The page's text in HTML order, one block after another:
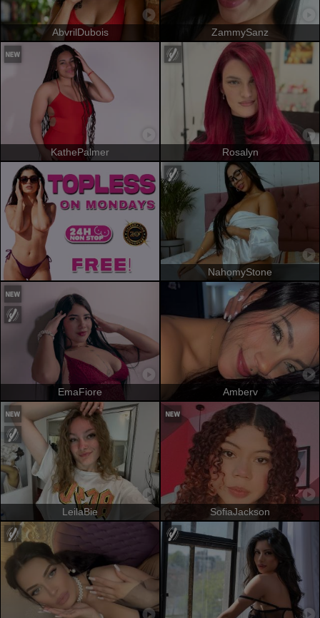
AbvrilDubois ZammySanz
KathePalmer Rosalyn
NahomyStone
EmaFiore Amberv
LeilaBie SofiaJackson